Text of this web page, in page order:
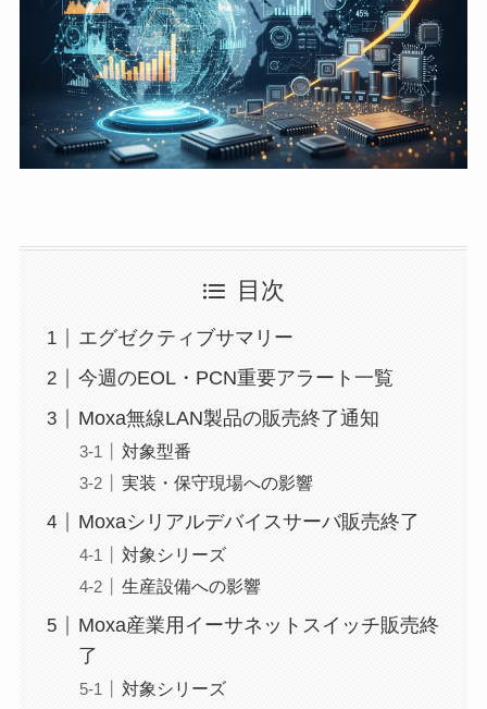
目次
エグゼクティブサマリー
今週のEOL・PCN重要アラート一覧
Moxa無線LAN製品の販売終了通知
対象型番
実装・保守現場への影響
Moxaシリアルデバイスサーバ販売終了
対象シリーズ
生産設備への影響
Moxa産業用イーサネットスイッチ販売終
了
対象シリーズ